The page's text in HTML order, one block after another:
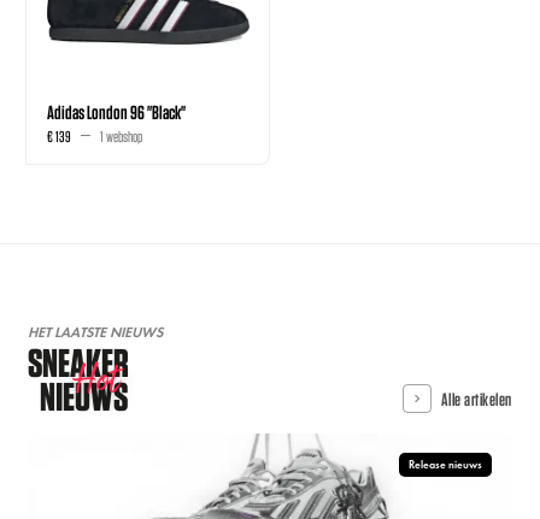
Adidas London 96 "Black"
€ 139 1 webshop
HET LAATSTE NIEUWS
SNEAKER
NIEUWS
Hot Alle artikelen
Release nieuws